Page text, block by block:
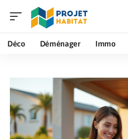
Déco Déménager Immo